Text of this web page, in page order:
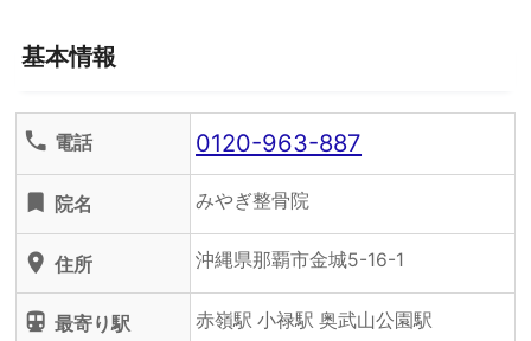
基本情報
phone 電話 0120-963-887
turned_in 院名 みやぎ整骨院
location_on 住所 沖縄県那覇市金城5-16-1
directions_subway 最寄り駅 赤嶺駅 小禄駅 奥武山公園駅